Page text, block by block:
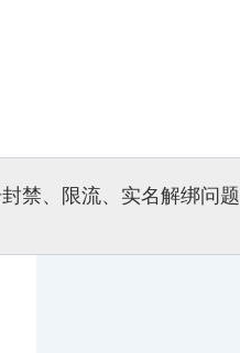
禁、限流、实名解绑问题